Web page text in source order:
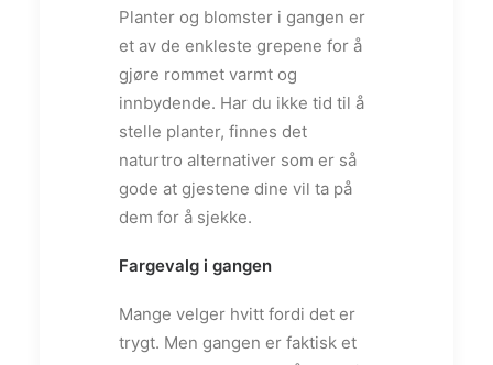
Planter og blomster i gangen er
et av de enkleste grepene for å
gjøre rommet varmt og
innbydende. Har du ikke tid til å
stelle planter, finnes det
naturtro alternativer som er så
gode at gjestene dine vil ta på
dem for å sjekke.
Fargevalg i gangen
Mange velger hvitt fordi det er
trygt. Men gangen er faktisk et